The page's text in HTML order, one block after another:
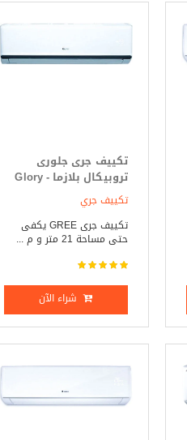
تكييف جرى جلورى
تروبيكال بلازما - Glory
فقط
تكييف جري
تكييف جرى GREE يكفى
حتى مساحة 21 متر و م ...
شراء الآن